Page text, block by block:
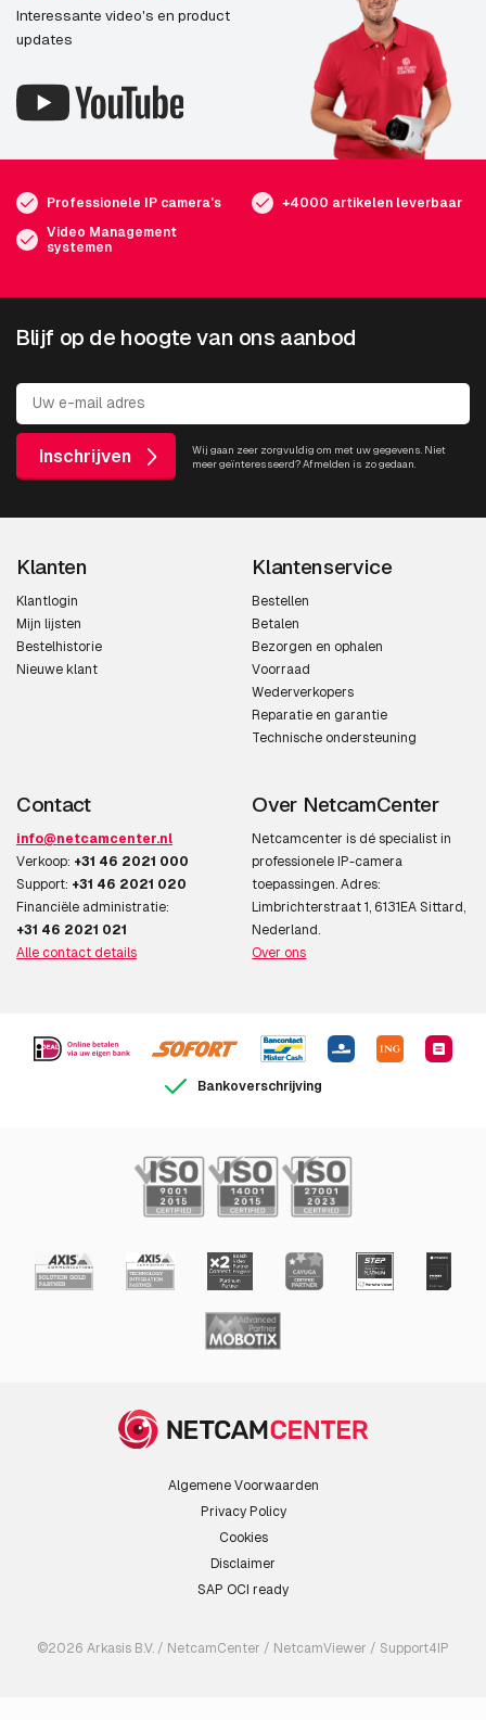
Interessante video's en product
updates
Professionele IP camera's
+4000 artikelen leverbaar
Video Management
systemen
Blijf op de hoogte van ons aanbod
Inschrijven
Wij gaan zeer zorgvuldig om met uw gegevens. Niet
meer geïnteresseerd? Afmelden is zo gedaan.
Klanten
Klantlogin
Mijn lijsten
Bestelhistorie
Nieuwe klant
Klantenservice
Bestellen
Betalen
Bezorgen en ophalen
Voorraad
Wederverkopers
Reparatie en garantie
Technische ondersteuning
Contact
info@netcamcenter.nl
Verkoop: +31 46 2021 000
Support: +31 46 2021 020
Financiële administratie:
+31 46 2021 021
Alle contact details
Over NetcamCenter
Netcamcenter is dé specialist in
professionele IP-camera
toepassingen. Adres:
Limbrichterstraat 1, 6131EA Sittard,
Nederland.
Over ons
Bankoverschrijving
Algemene Voorwaarden
Privacy Policy
Cookies
Disclaimer
SAP OCI ready
©2026 Arkasis B.V. / NetcamCenter / NetcamViewer / Support4IP